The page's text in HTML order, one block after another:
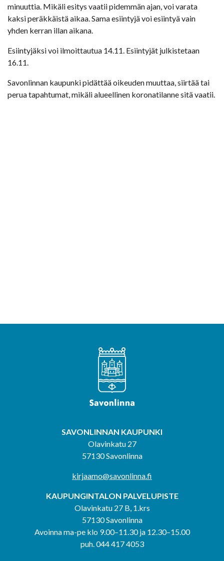
minuuttia. Mikäli esitys vaatii pidemmän ajan, voi varata
kaksi peräkkäistä aikaa. Sama esiintyjä voi esiintyä vain
yhden kerran illan aikana.
Esiintyjäksi voi ilmoittautua 14.11. Esiintyjät julkistetaan
16.11.
Savonlinnan kaupunki pidättää oikeuden muuttaa, siirtää tai
perua tapahtumat, mikäli alueellinen koronatilanne sitä vaatii.
SAVONLINNAN KAUPUNKI
Olavinkatu 27
57130 Savonlinna
kirjaamo@savonlinna.fi
KAUPUNGINTALON PALVELUPISTE
Olavinkatu 27 B, 1.krs
57130 Savonlinna
Avoinna ma-pe klo 9.00–11.30 ja 12.30–15.00
puh. 044 417 4053